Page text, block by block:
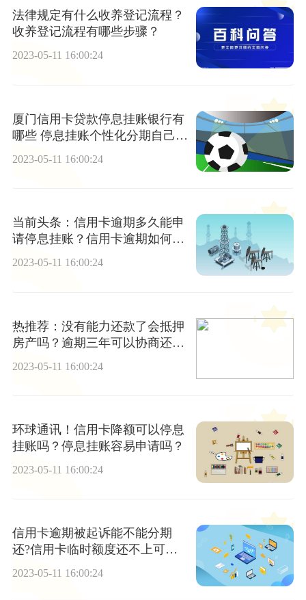
法律规定有什么收养登记流程？
收养登记流程有哪些步骤？
2023-05-11 16:00:24
厦门信用卡贷款停息挂账银行有
哪些 停息挂账个性化分期自己怎
2023-05-11 16:00:24
当前头条：信用卡逾期多久能申
请停息挂账？信用卡逾期如何申
请停息挂账
2023-05-11 16:00:24
热推荐：没有能力还款了会抵押
房产吗？逾期三年可以协商还本
2023-05-11 16:00:24
环球通讯！信用卡降额可以停息
挂账吗？停息挂账容易申请吗？
2023-05-11 16:00:24
信用卡逾期被起诉能不能分期
还?信用卡临时额度还不上可以
分期吗?
2023-05-11 16:00:24